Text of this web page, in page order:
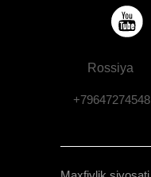
Rossiya
+79647274548